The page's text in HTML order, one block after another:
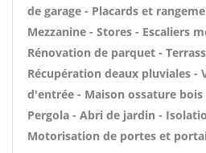
de garage - Placards et
Mezzanine - Stores - Escaliers
Rénovation de parquet -
Récupération deaux pluviales -
d'entrée - Maison ossature
Pergola - Abri de jardin -
Motorisation de portes et